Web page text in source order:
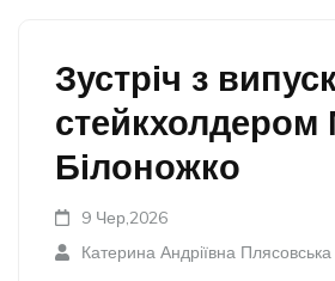
Зустріч з
стейкхолдером
Білоножко
9 Чер,2026
Катерина Андріївна Плясовська